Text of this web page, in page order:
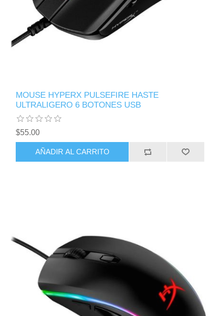
MOUSE HYPERX PULSEFIRE HASTE
ULTRALIGERO 6 BOTONES USB
$55.00
AÑADIR AL CARRITO